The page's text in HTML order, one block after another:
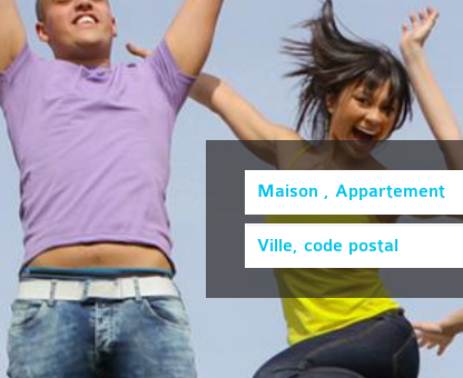
Maison , Appartement